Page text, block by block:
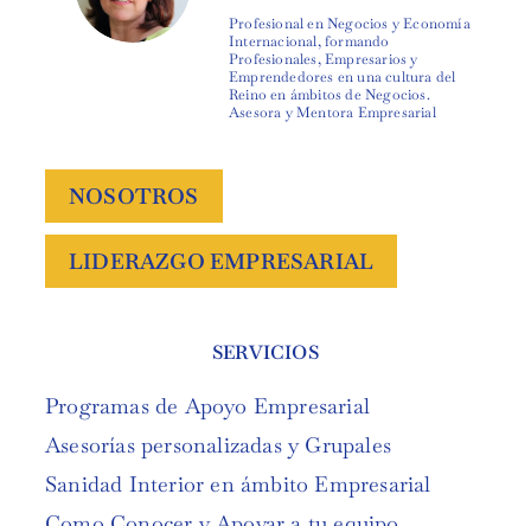
Profesional en Negocios y Economía
Internacional, formando
Profesionales, Empresarios y
Emprendedores en una cultura del
Reino en ámbitos de Negocios.
Asesora y Mentora Empresarial
NOSOTROS
LIDERAZGO EMPRESARIAL
SERVICIOS
Programas de Apoyo Empresarial
Asesorías personalizadas y Grupales
Sanidad Interior en ámbito Empresarial